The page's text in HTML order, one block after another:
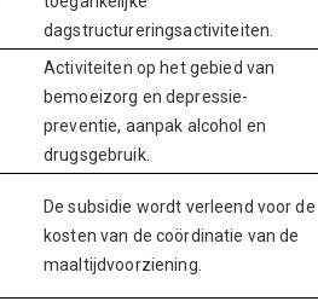
dagstructureringsactiviteiten.
Activiteiten op het gebied van
bemoeizorg en depressie-
preventie, aanpak alcohol en
drugsgebruik.
De subsidie wordt verleend voor de
kosten van de coördinatie van de
maaltijdvoorziening.